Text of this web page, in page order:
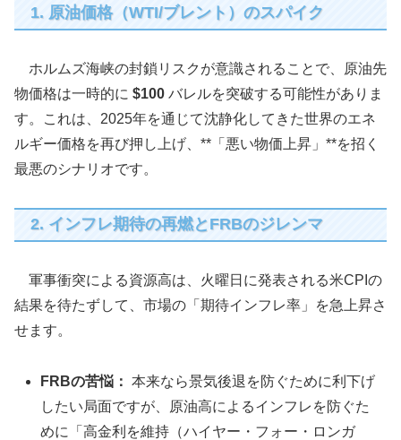
1. 原油価格（WTI/ブレント）のスパイク
ホルムズ海峡の封鎖リスクが意識されることで、原油先
物価格は一時的に $100 バレルを突破する可能性がありま
す。これは、2025年を通じて沈静化してきた世界のエネ
ルギー価格を再び押し上げ、**「悪い物価上昇」**を招く
最悪のシナリオです。
2. インフレ期待の再燃とFRBのジレンマ
軍事衝突による資源高は、火曜日に発表される米CPIの
結果を待たずして、市場の「期待インフレ率」を急上昇さ
せます。
FRBの苦悩： 本来なら景気後退を防ぐために利下げ
したい局面ですが、原油高によるインフレを防ぐた
めに「高金利を維持（ハイヤー・フォー・ロンガ